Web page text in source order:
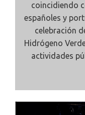
coincidiendo
españoles y
celebración
Hidrógeno
actividades